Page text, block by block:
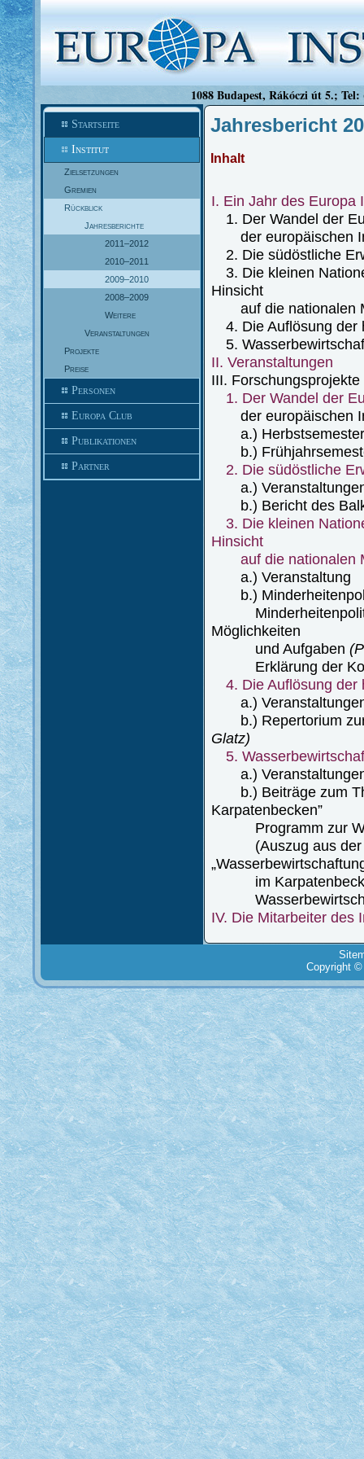
1088 Budapest, Rákóczi út 5.;
Startseite
Institut
Zielsetzungen
Gremien
Rückblick
Jahresberichte
2011–2012
2010–2011
2009–2010
2008–2009
Weitere
Veranstaltungen
Projekte
Preise
Personen
Europa Club
Publikationen
Partner
Jahresbericht
Inhalt
I. Ein Jahr des
1. Der Wandel der
der europäischen
2. Die südöstliche
3. Die kleinen
Hinsicht
auf die nationalen
4. Die Auflösung der
5.
II. Veranstaltungen
III. Forschungsprojekte
1. Der Wandel der
der europäischen
a.) Herbstsemester
b.)
2. Die südöstliche
a.)
b.) Bericht des
3. Die kleinen
Hinsicht
auf die nationalen
a.) Veranstaltung
b.)
Minderheitenpolitik
Möglichkeiten
und Aufgaben
Erklärung der
4. Die Auflösung der
a.)
b.) Repertorium zur
Glatz)
5.
a.)
b.) Beiträge zum
Karpatenbecken”
Programm zur
(Auszug aus der
im
IV. Die Mitarbeiter des
Copyright ©